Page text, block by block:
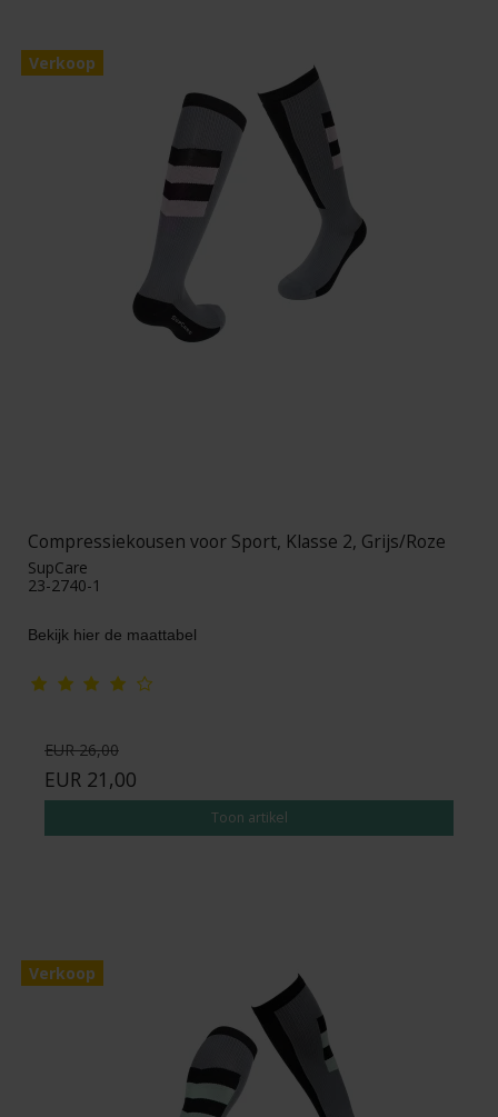
Verkoop
Compressiekousen voor Sport, Klasse 2, Grijs/Roze
SupCare
23-2740-1
Bekijk hier de maattabel
EUR 26,00
EUR 21,00
Toon artikel
Verkoop